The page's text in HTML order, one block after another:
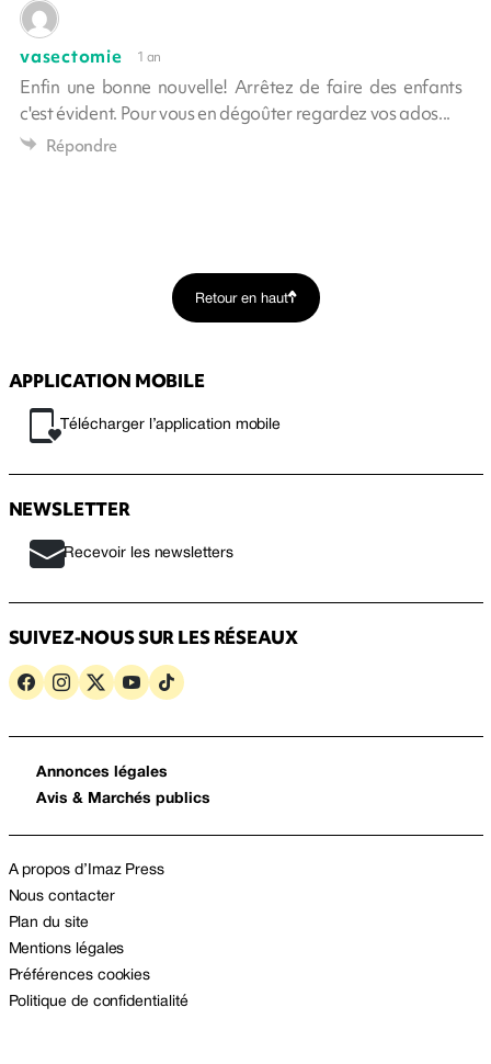
vasectomie 1 an
Enfin une bonne nouvelle! Arrêtez de faire des enfants
c'est évident. Pour vous en dégoûter regardez vos ados...
Répondre
Retour en haut
APPLICATION MOBILE
Télécharger l’application mobile
NEWSLETTER
Recevoir les newsletters
SUIVEZ-NOUS SUR LES RÉSEAUX
Annonces légales
Avis & Marchés publics
A propos d’Imaz Press
Nous contacter
Plan du site
Mentions légales
Préférences cookies
Politique de confidentialité